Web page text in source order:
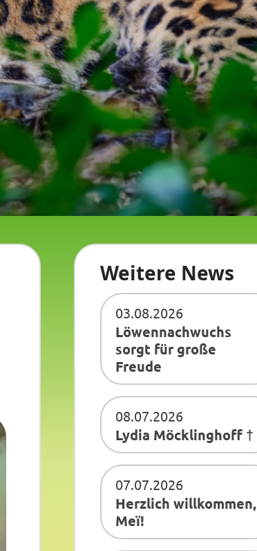
Weitere News
03.08.2026
Löwennachwuchs
sorgt für große
Freude
08.07.2026
Lydia Möcklinghoff †
07.07.2026
Herzlich willkommen,
Meï!